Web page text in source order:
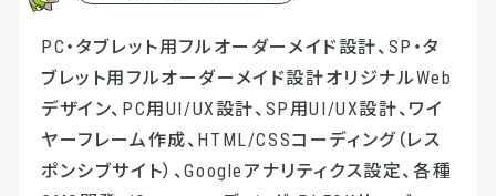
PC・タブレット用フルオーダーメイド設計、SP・タ
ブレット用フルオーダーメイド設計オリジナルWeb
デザイン、PC用UI/UX設計、SP用UI/UX設計、ワイ
ヤーフレーム作成、HTML/CSSコーディング（レス
ポンシブサイト）、Googleアナリティクス設定、各種